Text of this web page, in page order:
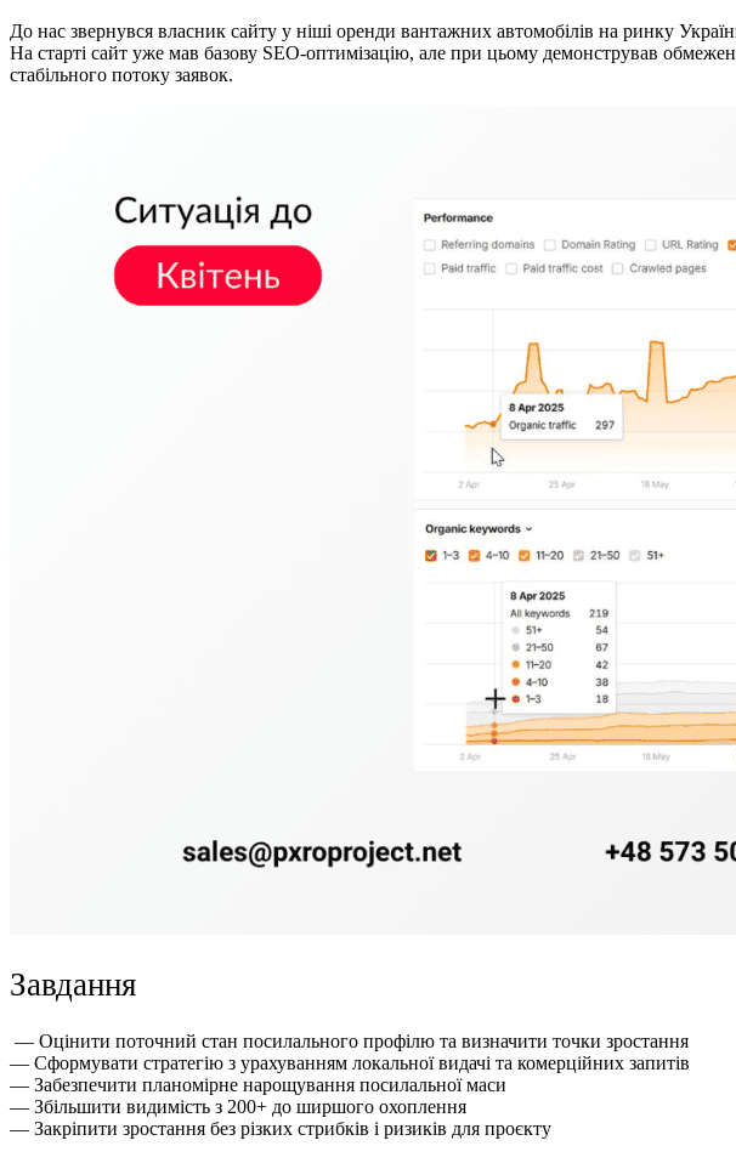
До нас звернувся власник сайту у ніші оренди вантажних автомобілів на ринку
На старті сайт уже мав базову SEO-оптимізацію, але при цьому демонстрував
стабільного потоку заявок.
Завдання
— Оцінити поточний стан посилального профілю та визначити точки зростання
— Сформувати стратегію з урахуванням локальної видачі та комерційних запитів
— Забезпечити планомірне нарощування посилальної маси
— Збільшити видимість з 200+ до ширшого охоплення
— Закріпити зростання без різких стрибків і ризиків для проєкту